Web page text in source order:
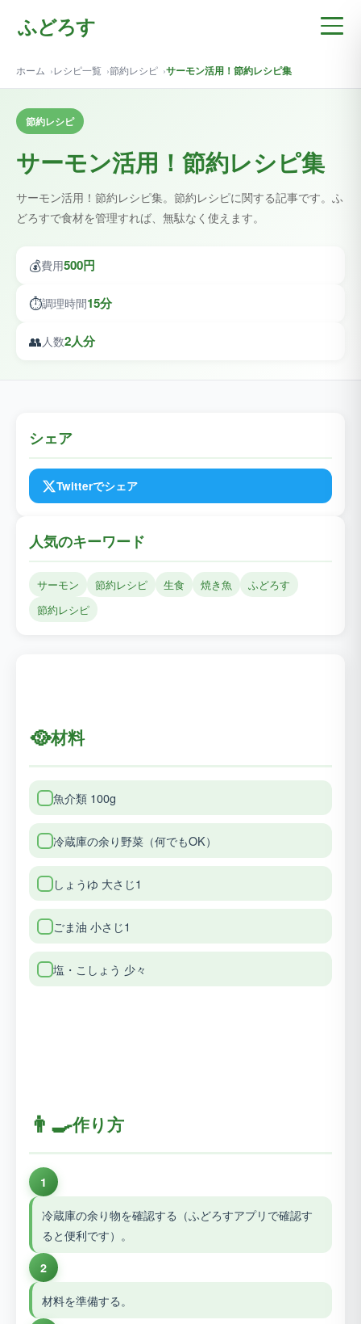
ふどろす
ホーム レシピ一覧 節約レシピ サーモン活用！節約レシピ集
節約レシピ
サーモン活用！節約レシピ集
サーモン活用！節約レシピ集。節約レシピに関する記事です。ふ
どろすで食材を管理すれば、無駄なく使えます。
💰費用500円
⏱️調理時間15分
👥人数2人分
🥘材料
魚介類 100g
冷蔵庫の余り野菜（何でもOK）
しょうゆ 大さじ1
ごま油 小さじ1
塩・こしょう 少々
👨‍🍳作り方
1
冷蔵庫の余り物を確認する（ふどろすアプリで確認す
ると便利です）。
2
材料を準備する。
シェア
Twitterでシェア
人気のキーワード
サーモン 節約レシピ 生食 焼き魚
ふどろす
節約レシピ